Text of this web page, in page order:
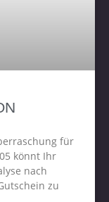
für
könnt Ihr
nach
zu